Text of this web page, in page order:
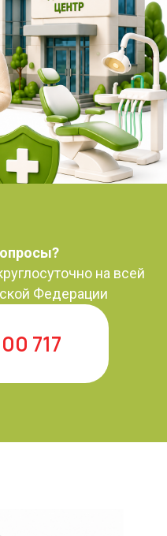
на всей
Федерации
717